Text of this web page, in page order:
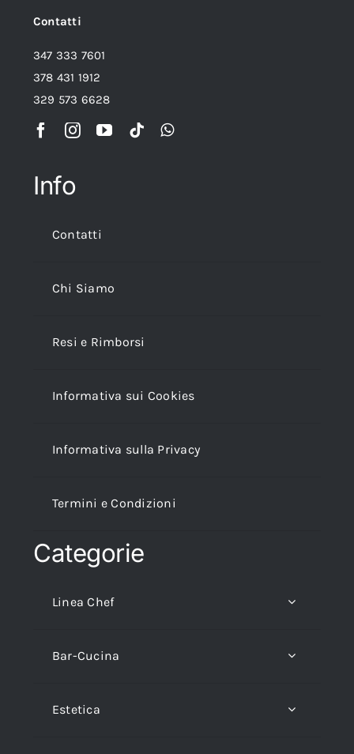
Contatti
347 333 7601
378 431 1912
329 573 6628
Info
Contatti
Chi Siamo
Resi e Rimborsi
Informativa sui Cookies
Informativa sulla Privacy
Termini e Condizioni
Categorie
Linea Chef
Bar-Cucina
Estetica